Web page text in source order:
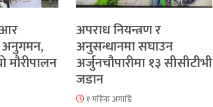
अनुगमन,
मौरीपालन
अपराध नियन्त्रण र
अनुसन्धानमा सघाउन
अर्जुनचौपारीमा १३ सीसीटीभी
जडान
१ महिना अगाडि